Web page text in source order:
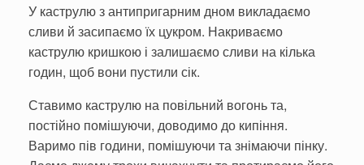
У каструлю з антипригарним дном викладаємо
сливи й засипаємо їх цукром. Накриваємо
каструлю кришкою і залишаємо сливи на кілька
годин, щоб вони пустили сік.
Ставимо каструлю на повільний вогонь та,
постійно помішуючи, доводимо до кипіння.
Варимо пів години, помішуючи та знімаючи пінку.